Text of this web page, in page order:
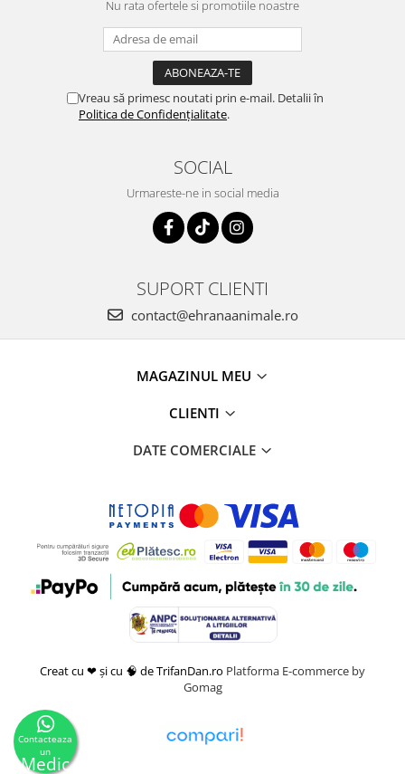
Nu rata ofertele si promotiile noastre
Vreau să primesc noutati prin e-mail. Detalii în
Politica de Confidențialitate.
SOCIAL
Urmareste-ne in social media
SUPORT CLIENTI
contact@ehranaanimale.ro
MAGAZINUL MEU
CLIENTI
DATE COMERCIALE
Creat cu ❤ și cu 🧠 de TrifanDan.ro Platforma E-commerce by
Gomag
Contacteaza
un
Medic